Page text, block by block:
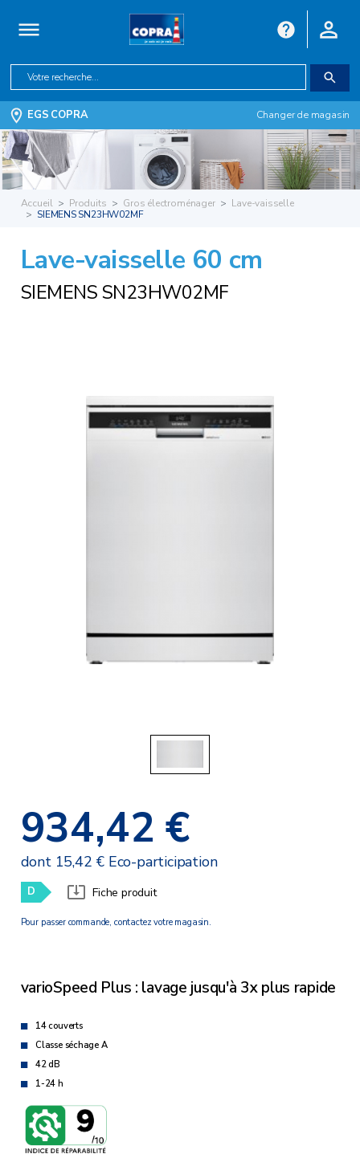
EGS COPRA Changer de magasin
Accueil Produits Gros électroménager
Lave-vaisselle
SIEMENS SN23HW02MF
Lave-vaisselle 60 cm
SIEMENS SN23HW02MF
934,42 €
dont 15,42 € Eco-participation
D Fiche produit
Pour passer commande, contactez votre magasin.
varioSpeed Plus : lavage jusqu'à 3x plus rapide
14 couverts
Classe séchage A
42 dB
1-24 h